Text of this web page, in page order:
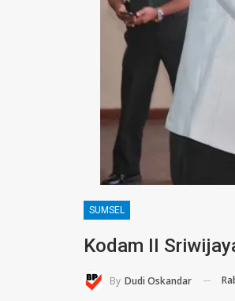
SUMSEL
Kodam II
By Dudi Oskandar